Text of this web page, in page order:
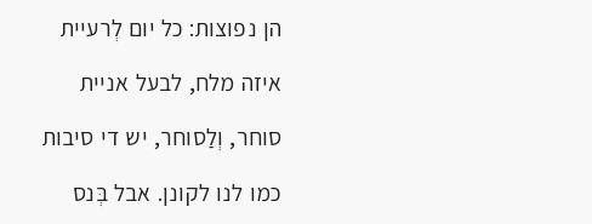
הן נפוצות: כל יום לְרעיית
איזה מלח, לבעל אניית
סוחר, וְלַסוחר, יש די סיבות
כמו לנו לקונן. אבל בְּנס